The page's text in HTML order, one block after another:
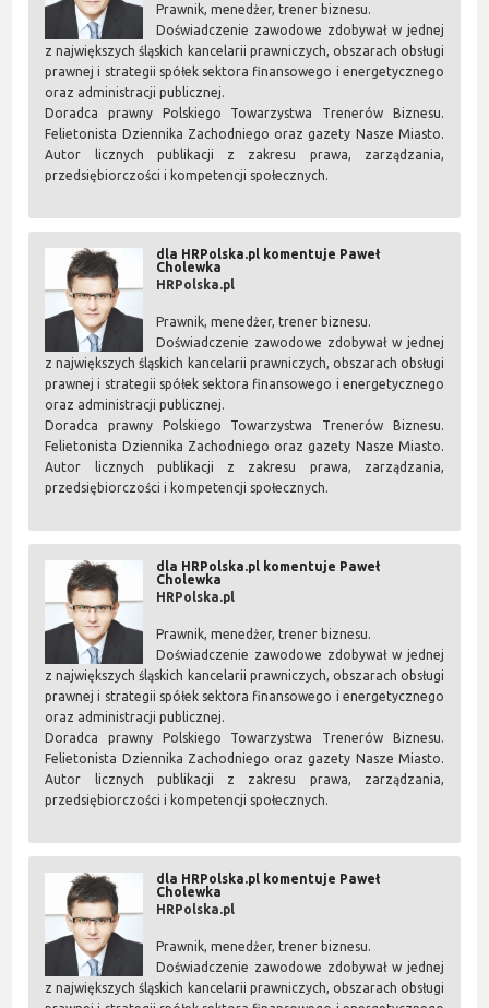
Prawnik, menedżer, trener biznesu.
Doświadczenie zawodowe zdobywał w jednej
z największych śląskich kancelarii prawniczych, obszarach obsługi
prawnej i strategii spółek sektora finansowego i energetycznego
oraz administracji publicznej.
Doradca prawny Polskiego Towarzystwa Trenerów Biznesu.
Felietonista Dziennika Zachodniego oraz gazety Nasze Miasto.
Autor licznych publikacji z zakresu prawa, zarządzania,
przedsiębiorczości i kompetencji społecznych.
dla HRPolska.pl komentuje Paweł
Cholewka
HRPolska.pl
Prawnik, menedżer, trener biznesu.
Doświadczenie zawodowe zdobywał w jednej
z największych śląskich kancelarii prawniczych, obszarach obsługi
prawnej i strategii spółek sektora finansowego i energetycznego
oraz administracji publicznej.
Doradca prawny Polskiego Towarzystwa Trenerów Biznesu.
Felietonista Dziennika Zachodniego oraz gazety Nasze Miasto.
Autor licznych publikacji z zakresu prawa, zarządzania,
przedsiębiorczości i kompetencji społecznych.
dla HRPolska.pl komentuje Paweł
Cholewka
HRPolska.pl
Prawnik, menedżer, trener biznesu.
Doświadczenie zawodowe zdobywał w jednej
z największych śląskich kancelarii prawniczych, obszarach obsługi
prawnej i strategii spółek sektora finansowego i energetycznego
oraz administracji publicznej.
Doradca prawny Polskiego Towarzystwa Trenerów Biznesu.
Felietonista Dziennika Zachodniego oraz gazety Nasze Miasto.
Autor licznych publikacji z zakresu prawa, zarządzania,
przedsiębiorczości i kompetencji społecznych.
dla HRPolska.pl komentuje Paweł
Cholewka
HRPolska.pl
Prawnik, menedżer, trener biznesu.
Doświadczenie zawodowe zdobywał w jednej
z największych śląskich kancelarii prawniczych, obszarach obsługi